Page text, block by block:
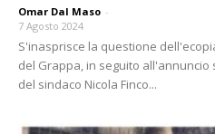
Omar Dal Maso -
7 Agosto 2024
S'inasprisce la questione
del Grappa, in seguito
del sindaco Nicola Finco...